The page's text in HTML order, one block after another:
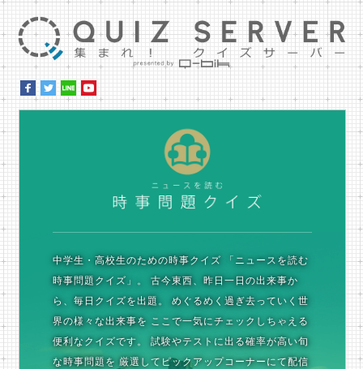
中学生・高校生のための時事クイズ 「ニュースを読む
時事問題クイズ」。
古今東西、昨日一日の出来事か
ら、毎日クイズを出題。
めぐるめく過ぎ去っていく世
界の様々な出来事を ここで一気にチェックしちゃえる
便利なクイズです。
試験やテストに出る確率が高い旬
な時事問題を 厳選してピックアップコーナーにて配信